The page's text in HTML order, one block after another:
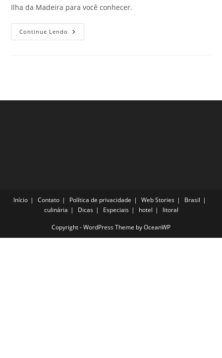
Ilha da Madeira para você conhecer.
Continue Lendo Pontos
Turísticos
Uma
Início Contato Política de privacidade Web Stories
Brasil
culinária
Dicas Especiais hotel litoral
Copyright - WordPress Theme by OceanWP